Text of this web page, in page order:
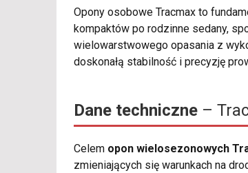
Opony osobowe Tracmax to
kompaktów po rodzinne sedany,
wielowarstwowego opasania z
doskonałą stabilność i precyzję
Dane techniczne –
Celem opon wielosezonowych
zmieniających się warunkach na